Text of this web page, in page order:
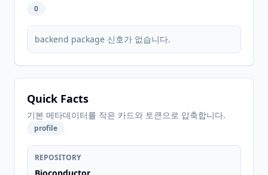
0
backend package 신호가 없습니다.
Quick Facts
기본 메타데이터를 작은 카드와 토큰으로 압축합니다.
profile
REPOSITORY